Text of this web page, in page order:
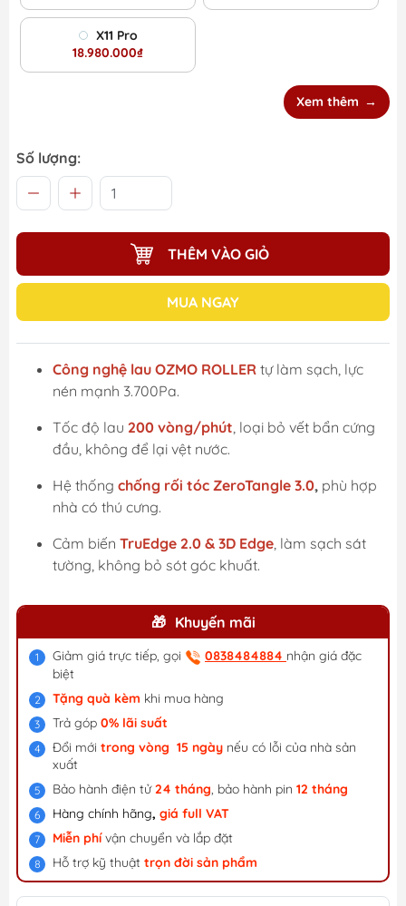
X11 Pro
18.980.000₫
Xem thêm
Số lượng:
THÊM VÀO GIỎ
MUA NGAY
Công nghệ lau OZMO ROLLER tự làm sạch, lực
nén mạnh 3.700Pa.
Tốc độ lau 200 vòng/phút, loại bỏ vết bẩn cứng
đầu, không để lại vệt nước.
Hệ thống chống rối tóc ZeroTangle 3.0, phù hợp
nhà có thú cưng.
Cảm biến TruEdge 2.0 & 3D Edge, làm sạch sát
tường, không bỏ sót góc khuất.
Khuyến mãi
Giảm giá trực tiếp, gọi 0838484884 nhận giá đặc
biệt
Tặng quà kèm khi mua hàng
Trả góp 0% lãi suất
Đổi mới trong vòng 15 ngày nếu có lỗi của nhà sản
xuất
Bảo hành điện tử24 tháng, bảo hành pin 12 tháng
Hàng chính hãng, giá full VAT
Miễn phívận chuyển và lắp đặt
Hỗ trợ kỹ thuật trọn đời sản phẩm